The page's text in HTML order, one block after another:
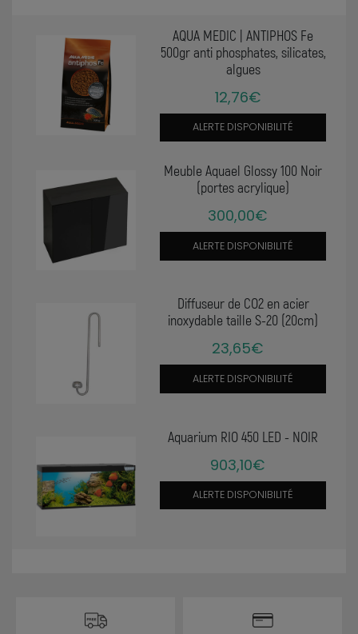
AQUA MEDIC | ANTIPHOS Fe
500gr anti phosphates, silicates,
algues
12,76€
ALERTE DISPONIBILITÉ
Meuble Aquael Glossy 100 Noir
(portes acrylique)
300,00€
ALERTE DISPONIBILITÉ
Diffuseur de CO2 en acier
inoxydable taille S-20 (20cm)
23,65€
ALERTE DISPONIBILITÉ
Aquarium RIO 450 LED - NOIR
903,10€
ALERTE DISPONIBILITÉ